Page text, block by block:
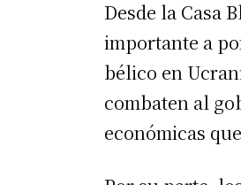
Desde la Casa
importante a
bélico en
combaten al
económicas